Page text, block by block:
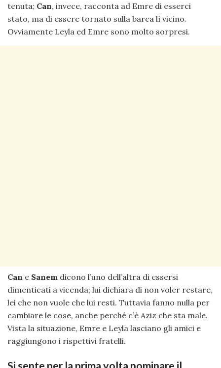
tenuta; Can, invece, racconta ad Emre di esserci
stato, ma di essere tornato sulla barca lì vicino.
Ovviamente Leyla ed Emre sono molto sorpresi.
Can e Sanem dicono l’uno dell’altra di essersi
dimenticati a vicenda; lui dichiara di non voler restare,
lei che non vuole che lui resti. Tuttavia fanno nulla per
cambiare le cose, anche perché c’è Aziz che sta male.
Vista la situazione, Emre e Leyla lasciano gli amici e
raggiungono i rispettivi fratelli.
Si sente per la prima volta nominare il